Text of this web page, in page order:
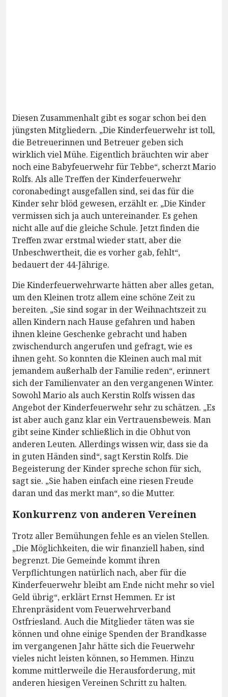
Diesen Zusammenhalt gibt es sogar schon bei den
jüngsten Mitgliedern. „Die Kinderfeuerwehr ist toll,
die Betreuerinnen und Betreuer geben sich
wirklich viel Mühe. Eigentlich bräuchten wir aber
noch eine Babyfeuerwehr für Tebbe“, scherzt Mario
Rolfs. Als alle Treffen der Kinderfeuerwehr
coronabedingt ausgefallen sind, sei das für die
Kinder sehr blöd gewesen, erzählt er. „Die Kinder
vermissen sich ja auch untereinander. Es gehen
nicht alle auf die gleiche Schule. Jetzt finden die
Treffen zwar erstmal wieder statt, aber die
Unbeschwertheit, die es vorher gab, fehlt“,
bedauert der 44-Jährige.
Die Kinderfeuerwehrwarte hätten aber alles getan,
um den Kleinen trotz allem eine schöne Zeit zu
bereiten. „Sie sind sogar in der Weihnachtszeit zu
allen Kindern nach Hause gefahren und haben
ihnen kleine Geschenke gebracht und haben
zwischendurch angerufen und gefragt, wie es
ihnen geht. So konnten die Kleinen auch mal mit
jemandem außerhalb der Familie reden“, erinnert
sich der Familienvater an den vergangenen Winter.
Sowohl Mario als auch Kerstin Rolfs wissen das
Angebot der Kinderfeuerwehr sehr zu schätzen. „Es
ist aber auch ganz klar ein Vertrauensbeweis. Man
gibt seine Kinder schließlich in die Obhut von
anderen Leuten. Allerdings wissen wir, dass sie da
in guten Händen sind“, sagt Kerstin Rolfs. Die
Begeisterung der Kinder spreche schon für sich,
sagt sie. „Sie haben einfach eine riesen Freude
daran und das merkt man“, so die Mutter.
Konkurrenz von anderen Vereinen
Trotz aller Bemühungen fehle es an vielen Stellen.
„Die Möglichkeiten, die wir finanziell haben, sind
begrenzt. Die Gemeinde kommt ihren
Verpflichtungen natürlich nach, aber für die
Kinderfeuerwehr bleibt am Ende nicht mehr so viel
Geld übrig“, erklärt Ernst Hemmen. Er ist
Ehrenpräsident vom Feuerwehrverband
Ostfriesland. Auch die Mitglieder täten was sie
können und ohne einige Spenden der Brandkasse
im vergangenen Jahr hätte sich die Feuerwehr
vieles nicht leisten können, so Hemmen. Hinzu
komme mittlerweile die Herausforderung, mit
anderen hiesigen Vereinen Schritt zu halten.